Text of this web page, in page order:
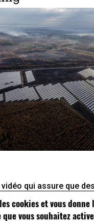
cookies et vous
que vous souhaitez
qui assure que